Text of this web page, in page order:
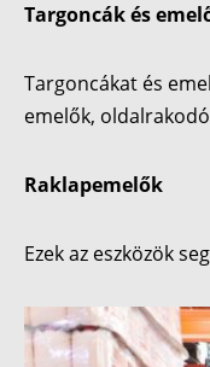
Targoncák és
Targoncákat és
emelők,
Raklapemelők
Ezek az eszközök